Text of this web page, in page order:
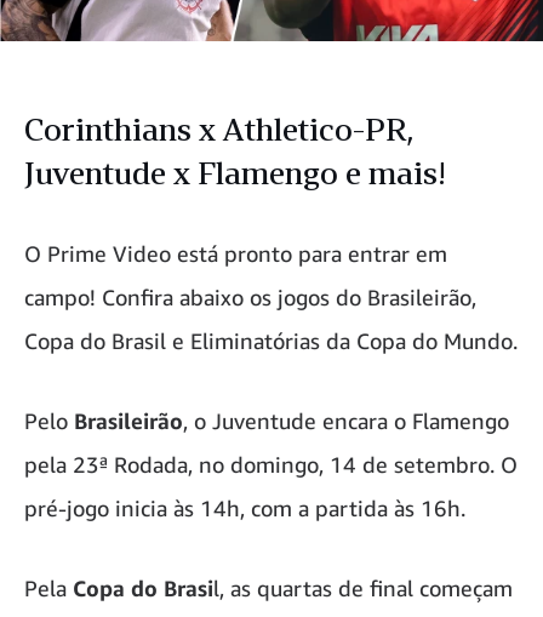
Corinthians x Athletico-PR,
Juventude x Flamengo e mais!
O Prime Video está pronto para entrar em
campo! Confira abaixo os jogos do Brasileirão,
Copa do Brasil e Eliminatórias da Copa do Mundo.
Pelo Brasileirão, o Juventude encara o Flamengo
pela 23ª Rodada, no domingo, 14 de setembro. O
pré-jogo inicia às 14h, com a partida às 16h.
Pela Copa do Brasil, as quartas de final começam